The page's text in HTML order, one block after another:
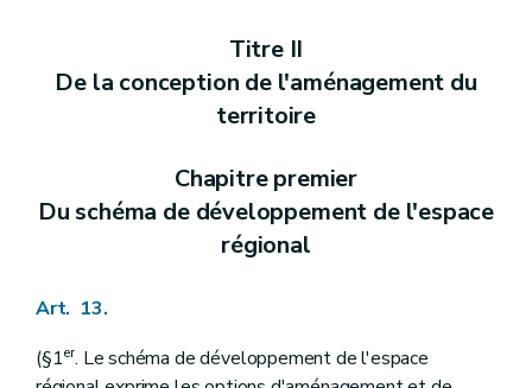
Art. 316
Art. 317
Art. 318
Art. 319
Art. 320
Art. 321
Art. 322
Sous-section 3 Des demandes de dérogations à un permis de lotir ou à un plan particulier d'aménagement
Art. 323
De l'instruction des demandes de permis de lotir
Art. 326
Art. 327
Titre II
De la conception de l'aménagement du
territoire
Chapitre premier
Du schéma de développement de l'espace
régional
Art. 13.
(§1er. Le schéma de développement de l'espace